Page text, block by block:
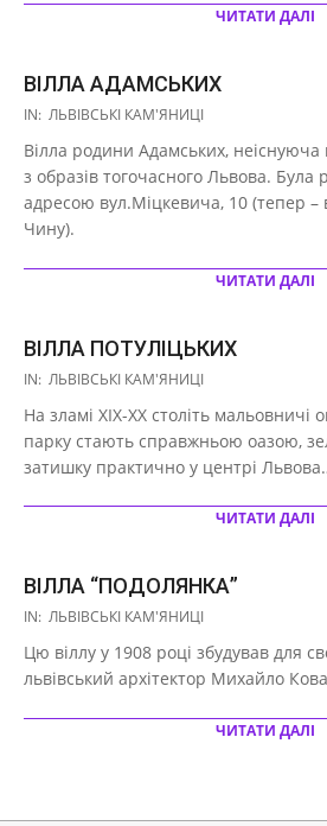
ЧИТАТИ ДАЛІ
ВІЛЛА АДАМСЬКИХ
2021-
29
IN: ЛЬВІВСЬКІ КАМ'ЯНИЦІ
Вілла родини Адамських, неіснуюча
з образів тогочасного Львова. Була
адресою вул.Міцкевича, 10 (тепер –
Чину).
ЧИТАТИ ДАЛІ
ВІЛЛА ПОТУЛІЦЬКИХ
2021-
29
IN: ЛЬВІВСЬКІ КАМ'ЯНИЦІ
На зламі XIX-XX століть мальовничі
парку стають справжньою оазою,
затишку практично у центрі
ЧИТАТИ ДАЛІ
ВІЛЛА “ПОДОЛЯНКА”
2021-
29
IN: ЛЬВІВСЬКІ КАМ'ЯНИЦІ
Цю віллу у 1908 році збудував для
львівський архітектор Михайло
ЧИТАТИ ДАЛІ